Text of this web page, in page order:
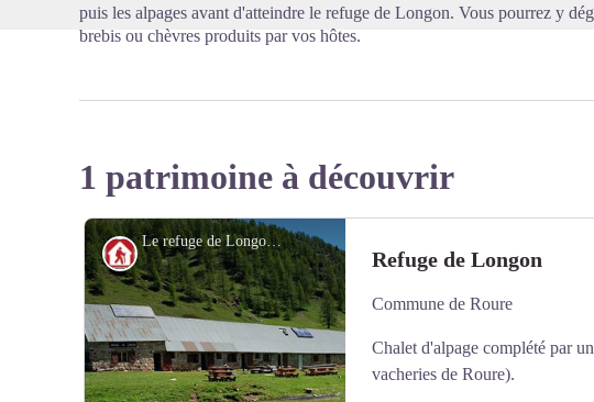
puis les alpages avant d'atteindre le refuge de Longon. Vous pourrez y
brebis ou chèvres produits par vos hôtes.
1 patrimoine à découvrir
Le refuge de Longon - P. Pierini / PNM
Refuge Refuge de Longon
Commune de Roure
Chalet d'alpage complété par
vacheries de Roure).